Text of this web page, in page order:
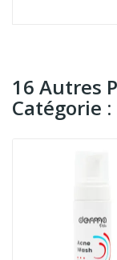
16 Autres
Catégorie :